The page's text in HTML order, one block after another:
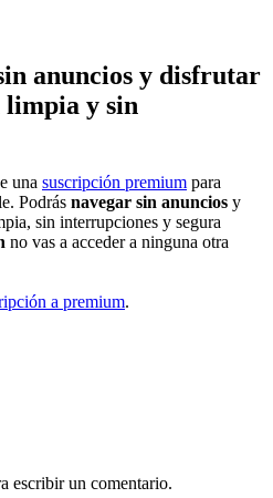
anuncios y disfrutar
limpia y sin
una suscripción premium para
Podrás navegar sin anuncios y
sin interrupciones y segura
no vas a acceder a ninguna otra
a premium.
escribir un comentario.